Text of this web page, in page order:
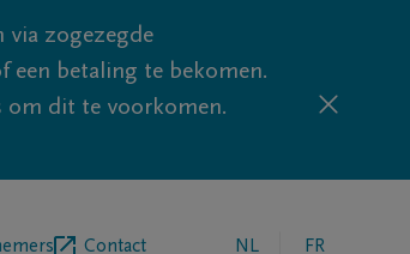
via zogezegde
een betaling te bekomen.
om dit te voorkomen.
Contact NL FR